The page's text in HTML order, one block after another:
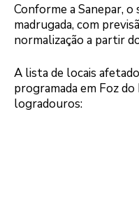
Conforme a Sanepar,
madrugada, com
normalização a partir
A lista de locais
programada em Foz
logradouros: